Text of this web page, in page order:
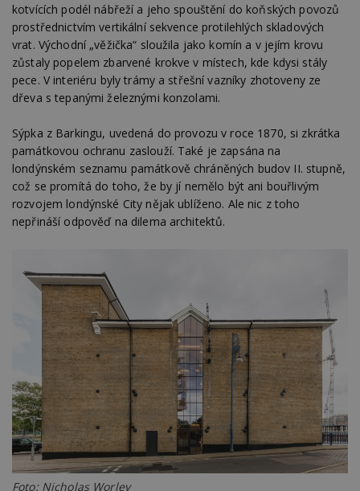
kotvících podél nábřeží a jeho spouštění do koňských povozů
prostřednictvím vertikální sekvence protilehlých skladových
vrat. Východní „věžička“ sloužila jako komín a v jejím krovu
zůstaly popelem zbarvené krokve v místech, kde kdysi stály
pece. V interiéru byly trámy a střešní vazníky zhotoveny ze
dřeva s tepanými železnými konzolami.
Sýpka z Barkingu, uvedená do provozu v roce 1870, si zkrátka
památkovou ochranu zaslouží. Také je zapsána na
londýnském seznamu památkově chráněných budov II. stupně,
což se promítá do toho, že by jí nemělo být ani bouřlivým
rozvojem londýnské City nějak ublíženo. Ale nic z toho
nepřináší odpověď na dilema architektů.
Foto: Nicholas Worley